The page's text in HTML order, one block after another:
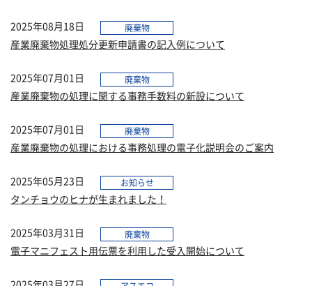
2025年08月18日 廃棄物
産業廃棄物処理処分更新申請書の記入例について
2025年07月01日 廃棄物
産業廃棄物の処理に関する事務手数料の新設について
2025年07月01日 廃棄物
産業廃棄物の処理における事務処理の電子化説明会のご案内
2025年05月23日 お知らせ
タンチョウのヒナが生まれました！
2025年03月31日 廃棄物
電子マニフェスト用伝票を利用した受入開始について